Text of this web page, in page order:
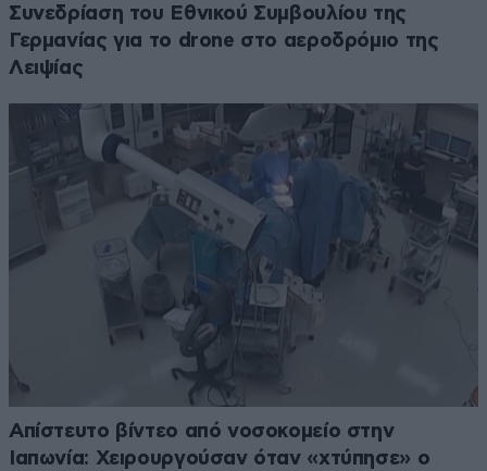
Συνεδρίαση του Εθνικού Συμβουλίου της
Γερμανίας για το drone στο αεροδρόμιο της
Λειψίας
Απίστευτο βίντεο από νοσοκομείο στην
Ιαπωνία: Χειρουργούσαν όταν «χτύπησε» ο